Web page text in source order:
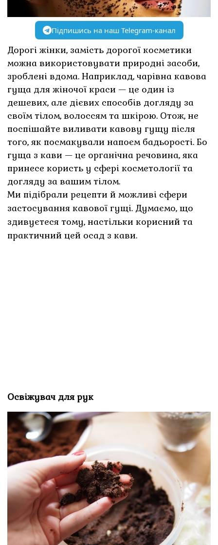
Підпишись на наш Telegram-канал
Дорогі жінки, замість дорогої косметики
можна використовувати природні засоби,
зроблені вдома. Наприклад, чарівна кавова
гуща для жіночої краси — це один із
дешевих, але дієвих способів догляду за
своїм тілом, волоссям та шкірою. Отож, не
поспішайте виливати кавову гущу після
того, як посмакували напоєм бадьорості. Бо
гуща з кави — це органічна речовина, яка
принесе користь у сфері косметології та
догляду за вашим тілом.
Ми підібрали рецепти й можливі сфери
застосування кавової гущі. Думаємо, що
здивуєтеся тому, настільки корисний та
практичний цей осад з кави.
Освіжувач для рук